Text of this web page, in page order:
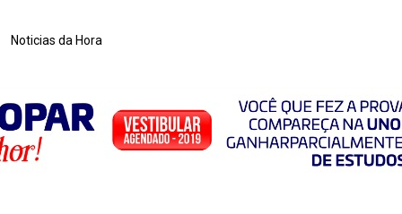
Noticias da Hora